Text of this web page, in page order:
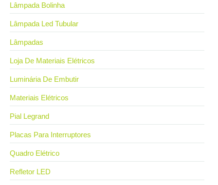
Lâmpada Bolinha
Lâmpada Led Tubular
Lâmpadas
Loja De Materiais Elétricos
Luminária De Embutir
Materiais Elétricos
Pial Legrand
Placas Para Interruptores
Quadro Elétrico
Refletor LED